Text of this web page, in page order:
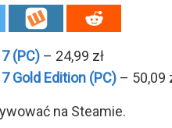
(PC) – 24,99 zł
Gold Edition (PC) – 50,09
na Steamie.